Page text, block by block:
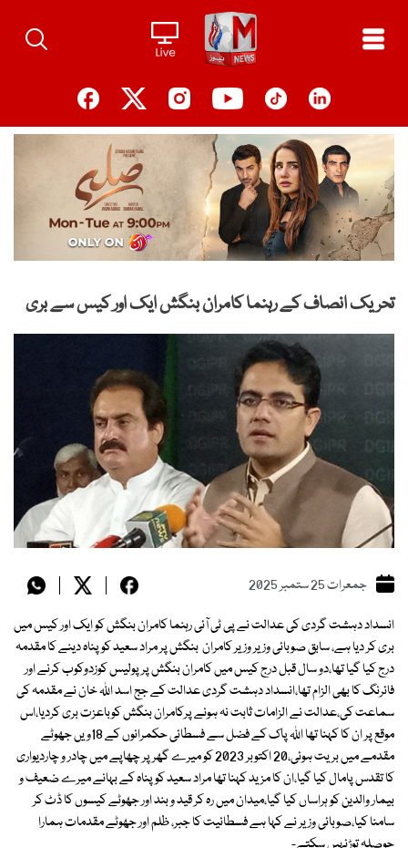
content
تحریک انصاف کے رہنما کامران بنگش ایک اور کیس سے بری
جمعرات 25 ستمبر 2025
انسداد دہشت گردی کی عدالت نے پی ٹی آئی رہنما کامران بنگش کو ایک اور کیس میں
بری کر دیا ہے، سابق صوبائی وزیر وزیر کامران بنگش پر مراد سعید کو پناہ دینے کا مقدمہ
درج کیا گیا تھا،دو سال قبل درج کیس میں کامران بنگش پرپولیس کوزدوکوب کرنے اور
فائرنگ کا بھی الزام تھا،انسداد دہشت گردی عدالت کے جج اسد اللہ خان نے مقدمہ کی
سماعت کی،عدالت نے الزامات ثابت نہ ہونے پرکامران بنگش کوباعزت بری کردیا،اس
موقع پر ان کا کہنا تھا اللہ پاک کے فضل سے فسطائی حکمرانوں کے 18ویں جھوٹے
مقدمے میں بریت ہوئی،20 اکتوبر 2023 کو میرے گھر پر چھاپے میں چادر و چاردیواری
کا تقدس پامال کیا گیا،ان کا مزید کہنا تھا مراد سعید کو پناہ کے بہانے میرے ضعیف و
بیمار والدین کو ہراساں کیا گیا،میدان میں رہ کر قید و بند اور جھوٹے کیسوں کا ڈٹ کر
سامنا کیا،صوبائی وزیر نے کہا ہے فسطائیت کا جبر، ظلم اور جھوٹے مقدمات ہمارا